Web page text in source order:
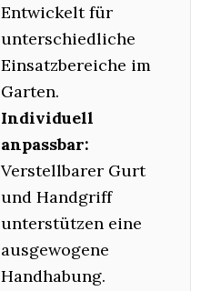
Entwickelt für
unterschiedliche
Einsatzbereiche im
Garten.
Individuell
anpassbar:
Verstellbarer Gurt
und Handgriff
unterstützen eine
ausgewogene
Handhabung.